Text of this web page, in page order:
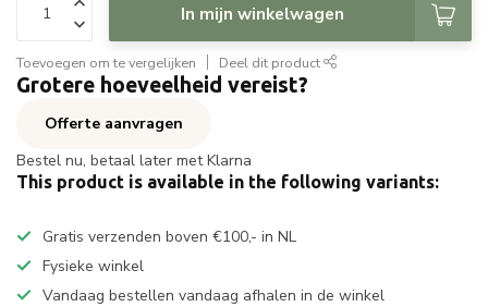
In mijn winkelwagen
Toevoegen om te vergelijken Deel dit product
Grotere hoeveelheid vereist?
Offerte aanvragen
Bestel nu, betaal later met Klarna
This product is available in the following variants:
Gratis verzenden boven €100,- in NL
Fysieke winkel
Vandaag bestellen vandaag afhalen in de winkel